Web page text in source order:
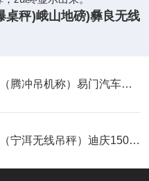
桌秤)峨山地磅)彝良无线
鹤庆电子防爆磅秤（腾冲吊机称）易门汽车磅称）镇雄滚筒称
元谋电子防爆磅称（宁洱无线吊秤）迪庆150T汽车衡）通海钢瓶秤